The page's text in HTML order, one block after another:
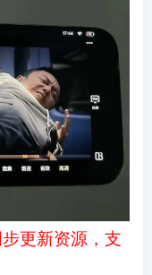
更新资源，支